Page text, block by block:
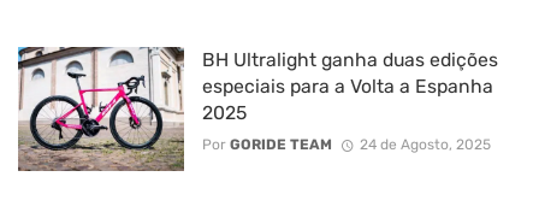
BH Ultralight ganha duas edições
especiais para a Volta a Espanha
2025
Por GORIDE TEAM 24 de Agosto, 2025